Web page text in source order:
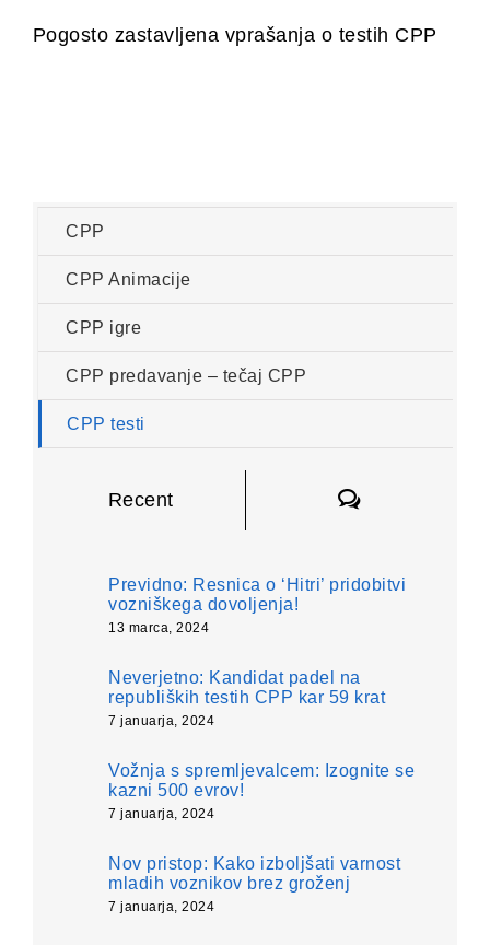
Pogosto zastavljena vprašanja o testih CPP
CPP
CPP Animacije
CPP igre
CPP predavanje – tečaj CPP
CPP testi
Recent Komentarji
Previdno: Resnica o ‘Hitri’ pridobitvi
vozniškega dovoljenja!
13 marca, 2024
Neverjetno: Kandidat padel na
republiških testih CPP kar 59 krat
7 januarja, 2024
Vožnja s spremljevalcem: Izognite se
kazni 500 evrov!
7 januarja, 2024
Nov pristop: Kako izboljšati varnost
mladih voznikov brez groženj
7 januarja, 2024